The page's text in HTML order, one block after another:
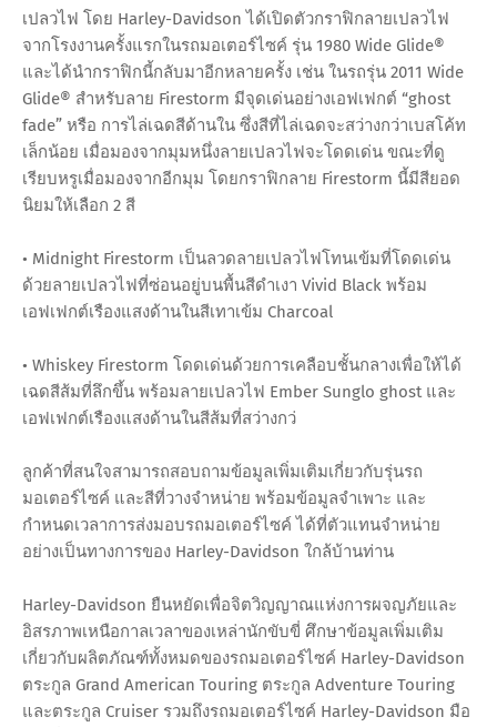
เปลวไฟ โดย Harley-Davidson ได้เปิดตัวกราฟิกลายเปลวไฟ
จากโรงงานครั้งแรกในรถมอเตอร์ไซค์ รุ่น 1980 Wide Glide®
และได้นำกราฟิกนี้กลับมาอีกหลายครั้ง เช่น ในรถรุ่น 2011 Wide
Glide® สำหรับลาย Firestorm มีจุดเด่นอย่างเอฟเฟกต์ “ghost
fade” หรือ การไล่เฉดสีด้านใน ซึ่งสีที่ไล่เฉดจะสว่างกว่าเบสโค้ท
เล็กน้อย เมื่อมองจากมุมหนึ่งลายเปลวไฟจะโดดเด่น ขณะที่ดู
เรียบหรูเมื่อมองจากอีกมุม โดยกราฟิกลาย Firestorm นี้มีสียอด
นิยมให้เลือก 2 สี
• Midnight Firestorm เป็นลวดลายเปลวไฟโทนเข้มที่โดดเด่น
ด้วยลายเปลวไฟที่ซ่อนอยู่บนพื้นสีดำเงา Vivid Black พร้อม
เอฟเฟกต์เรืองแสงด้านในสีเทาเข้ม Charcoal
• Whiskey Firestorm โดดเด่นด้วยการเคลือบชั้นกลางเพื่อให้ได้
เฉดสีส้มที่ลึกขึ้น พร้อมลายเปลวไฟ Ember Sunglo ghost และ
เอฟเฟกต์เรืองแสงด้านในสีส้มที่สว่างกว่
ลูกค้าที่สนใจสามารถสอบถามข้อมูลเพิ่มเติมเกี่ยวกับรุ่นรถ
มอเตอร์ไซค์ และสีที่วางจำหน่าย พร้อมข้อมูลจำเพาะ และ
กำหนดเวลาการส่งมอบรถมอเตอร์ไซค์ ได้ที่ตัวแทนจำหน่าย
อย่างเป็นทางการของ Harley-Davidson ใกล้บ้านท่าน
Harley-Davidson ยืนหยัดเพื่อจิตวิญญาณแห่งการผจญภัยและ
อิสรภาพเหนือกาลเวลาของเหล่านักขับขี่ ศึกษาข้อมูลเพิ่มเติม
เกี่ยวกับผลิตภัณฑ์ทั้งหมดของรถมอเตอร์ไซค์ Harley-Davidson
ตระกูล Grand American Touring ตระกูล Adventure Touring
และตระกูล Cruiser รวมถึงรถมอเตอร์ไซค์ Harley-Davidson มือ